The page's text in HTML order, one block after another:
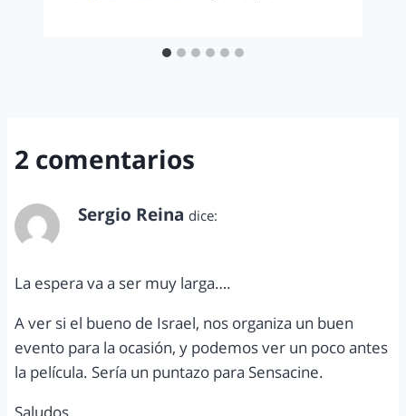
2 comentarios
Sergio Reina dice:
La espera va a ser muy larga….
A ver si el bueno de Israel, nos organiza un buen
evento para la ocasión, y podemos ver un poco antes
la película. Sería un puntazo para Sensacine.